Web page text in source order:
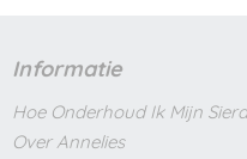
Informatie
Hoe Onderhoud Ik Mijn
Over Annelies